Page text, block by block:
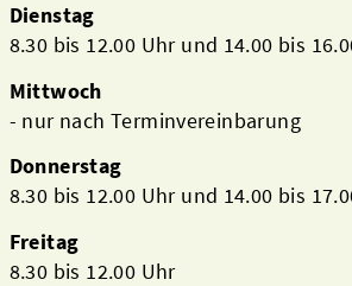
Dienstag
8.30 bis 12.00 Uhr und 14.00 bis
Mittwoch
- nur nach Terminvereinbarung
Donnerstag
8.30 bis 12.00 Uhr und 14.00 bis
Freitag
8.30 bis 12.00 Uhr